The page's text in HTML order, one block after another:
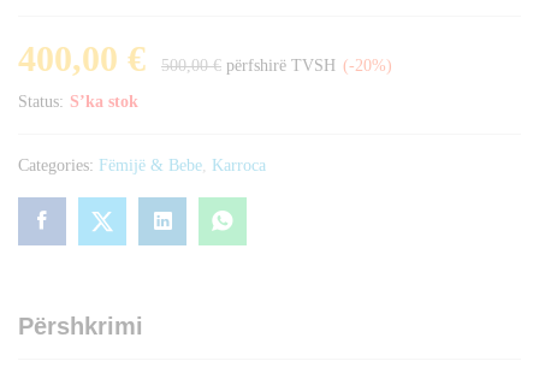
400,00 € 500,00€ përfshirë TVSH (-20%)
Status: S’ka stok
Categories: Fëmijë & Bebe, Karroca
Përshkrimi